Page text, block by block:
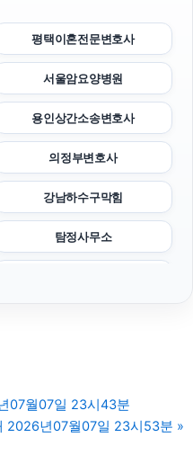
평택이혼전문변호사
서울암요양병원
용인상간소송변호사
의정부변호사
강남하수구막힘
탐정사무소
수원이혼변호사
수원상간소송변호사
07월07일 23시43분
2026년07월07일 23시53분 »